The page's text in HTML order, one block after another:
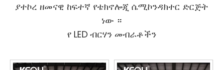
ያተኮረ ዘመናዊ ከፍተኛ የቴክኖሎጂ ሴሚኮንዳክተር ድርጅት
ነው ።
የ LED ብርሃን መብራቶችን